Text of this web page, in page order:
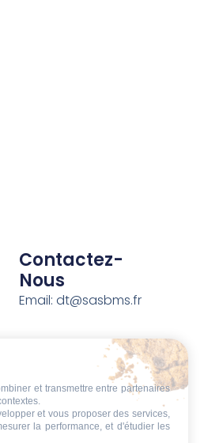
Contactez-
Nous
Email: dt@sasbms.fr
et transmettre entre partenaires
et vous proposer des services,
la performance, et d'étudier les